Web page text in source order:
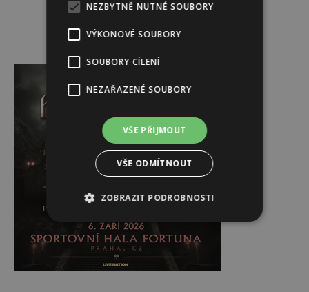
Reklama
NEZBYTNĚ NUTNÉ SOUBORY
VÝKONOVÉ SOUBORY
SOUBORY CÍLENÍ
NEZAŘAZENÉ SOUBORY
VŠE PŘIJMOUT
VŠE ODMÍTNOUT
ZOBRAZIT PODROBNOSTI